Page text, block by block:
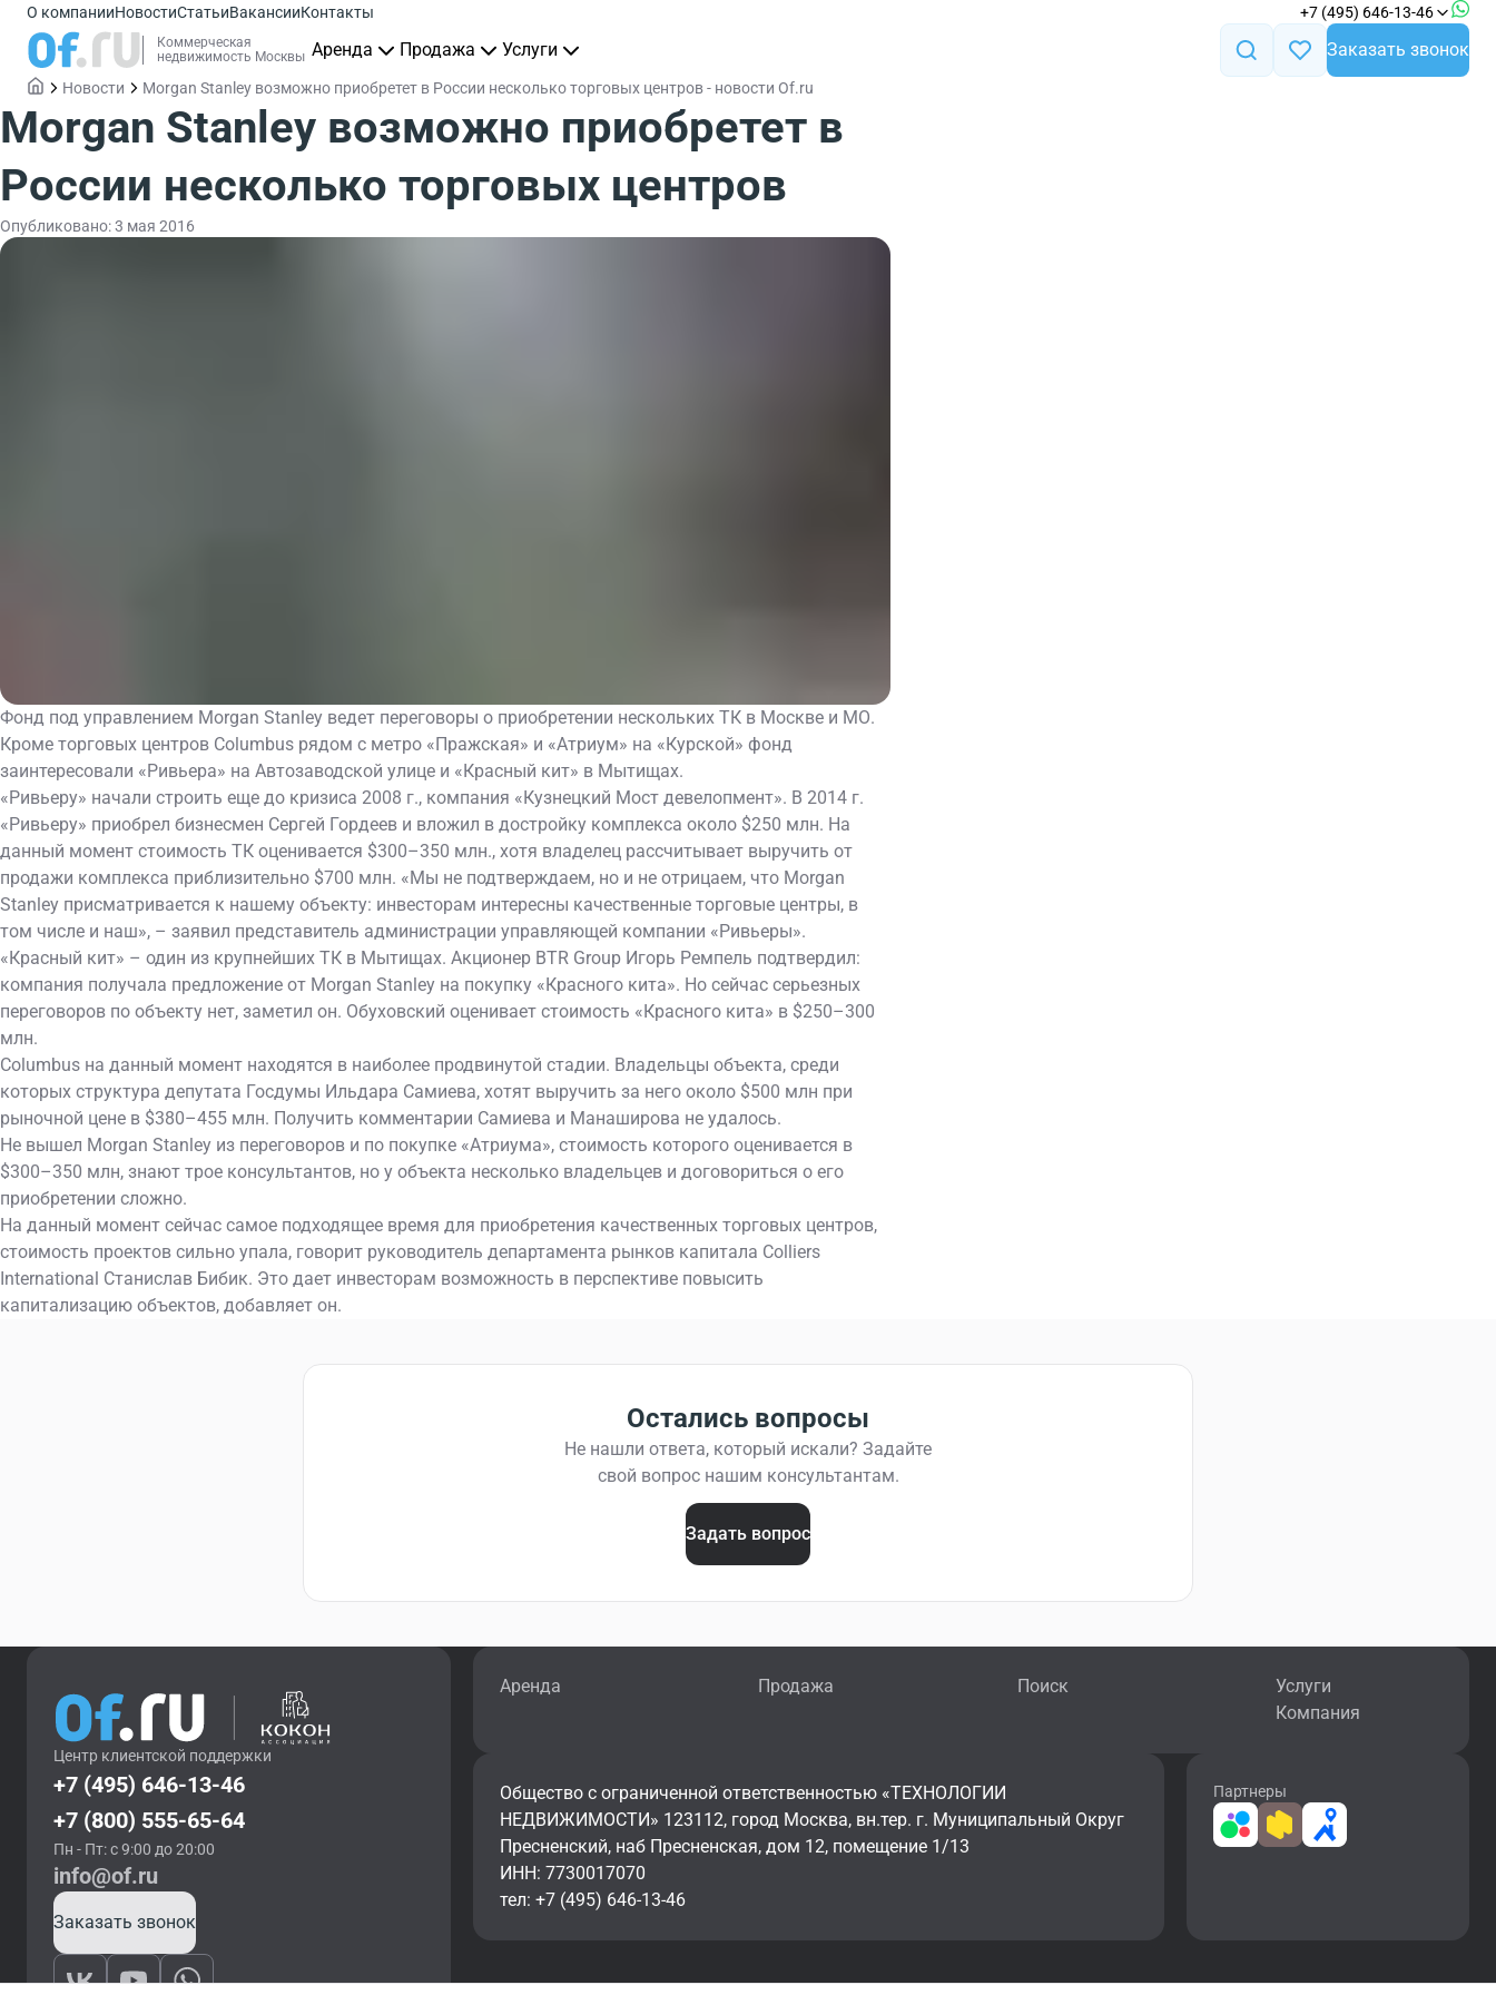
О компанииНовостиСтатьиВакансииКонтакты +7 (495) 646-13-46
Коммерческая
недвижимость Москвы Аренда Продажа Услуги Заказать звонок
Новости Morgan Stanley возможно приобретет в России несколько торговых центров - новости Of.ru
Morgan Stanley возможно приобретет в
России несколько торговых центров
Опубликовано: 3 мая 2016
Фонд под управлением Mоrgаn Stаnlеу ведет переговоры о приобретении нескольких ТК в Москве и МО.
Кроме торговых центров Columbus рядом с метро «Пражская» и «Атриум» на «Курской» фонд
заинтересовали «Ривьера» на Автозаводской улице и «Красный кит» в Мытищах.
«Ривьеру» начали строить еще до кризиса 2008 г., компания «Кузнецкий Мост девелoпмент». В 2014 г.
«Ривьеру» приобрел бизнесмен Сергей Гордеев и вложил в достройку комплекса около $250 млн. На
данный момент стоимость ТК оценивается $300–350 млн., хотя владелец рассчитывает выручить от
продажи комплекса приблизительно $700 млн. «Мы не подтверждаем, но и не отрицаем, что Morgan
Stanley присматривается к нашему объекту: инвесторам интересны качественные торговые центры, в
том числе и наш», – заявил представитель администрации управляющей компании «Ривьеры».
«Красный кит» – один из крупнейших ТК в Мытищах. Акционер ВTR Group Игорь Ремпель подтвердил:
компания получала предложение от Morgan Stanley на покупку «Красного кита». Но сейчас серьезных
переговоров по объекту нет, заметил он. Обуховский оценивает стоимость «Красного кита» в $250–300
млн.
Columbus на данный момент находятся в наиболее продвинутой стадии. Владельцы объекта, среди
которых структура депутата Госдумы Ильдара Самиева, хотят выручить за него около $500 млн при
рыночной цене в $380–455 млн. Получить комментарии Самиева и Манaширова не удалось.
Не вышел Morgan Stanley из переговоров и по покупке «Атриума», стоимость которого оценивается в
$300–350 млн, знают трое консультантов, но у объекта несколько владельцев и договориться о его
приобретении сложно.
На данный момент сейчас самое подходящее время для приобретения качественных торговых центров,
стоимость проектов сильно упала, говорит руководитель департамента рынков капитала Colliers
International Станислав Бибик. Это дает инвесторам возможность в перспективе повысить
капитализацию объектов, добавляет он.
Остались вопросы
Не нашли ответа, который искали? Задайте
свой вопрос нашим консультантам.
Задать вопрос
Центр клиентской поддержки
+7 (495) 646-13-46
+7 (800) 555-65-64
Пн - Пт: с 9:00 до 20:00
info@of.ru
Заказать звонок
Аренда Продажа Поиск
Услуги
Компания
Общество с ограниченной ответственностью «ТЕХНОЛОГИИ
НЕДВИЖИМОСТИ» 123112, город Москва, вн.тер. г. Муниципальный Округ
Пресненский, наб Пресненская, дом 12, помещение 1/13
ИНН: 7730017070
тел: +7 (495) 646-13-46
Партнеры